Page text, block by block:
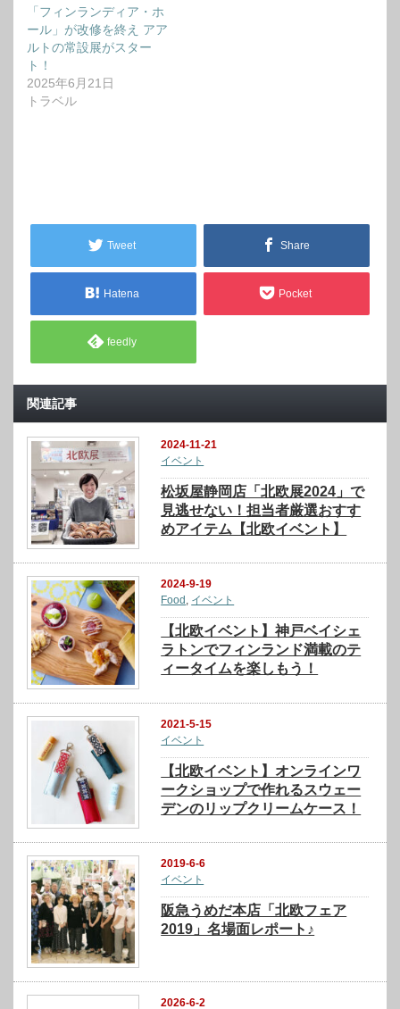
「フィンランディア・ホ
ール」が改修を終え アア
ルトの常設展がスター
ト！
2025年6月21日
トラベル
Tweet Share
Hatena Pocket
feedly
関連記事
2024-11-21
イベント
松坂屋静岡店「北欧展2024」で
見逃せない！担当者厳選おすす
めアイテム【北欧イベント】
2024-9-19
Food , イベント
【北欧イベント】神戸ベイシェ
ラトンでフィンランド満載のテ
ィータイムを楽しもう！
2021-5-15
イベント
【北欧イベント】オンラインワ
ークショップで作れるスウェー
デンのリップクリームケース！
2019-6-6
イベント
阪急うめだ本店「北欧フェア
2019」名場面レポート♪
2026-6-2